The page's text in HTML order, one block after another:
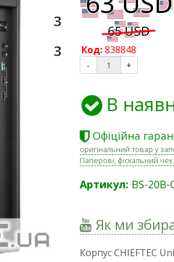
3
3
Код:838848
- +
В
Офіційна
оригінальний товар у
Паперові, фіскальний
Артикул: BS-20B-
Як ми
Корпус CHIEFTEC